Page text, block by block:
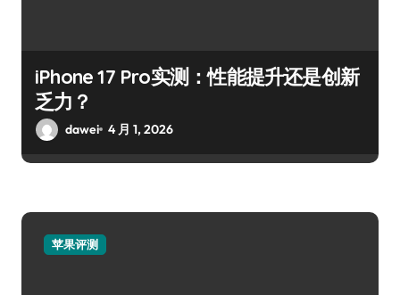
iPhone 17 Pro实测：性能提升还是创新
乏力？
dawei 4 月 1, 2026
苹果评测